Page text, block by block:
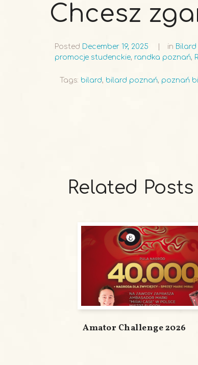
Chcesz
Posted December 19, 2025 in
promocje studenckie, randka poznań,
Tags: bilard, bilard poznań, poznań
Related Posts
Amator Challenge 2026